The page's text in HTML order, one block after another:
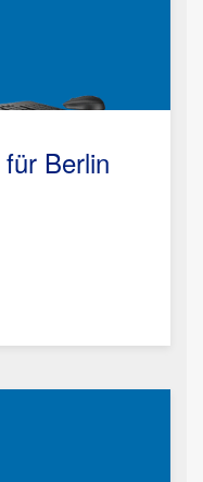
für Berlin